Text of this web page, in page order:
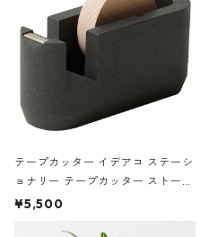
テープカッター イデアコ ステーシ
ョナリー テープカッター ストーン
サンドカラー 石調 ideaco Station
¥5,500